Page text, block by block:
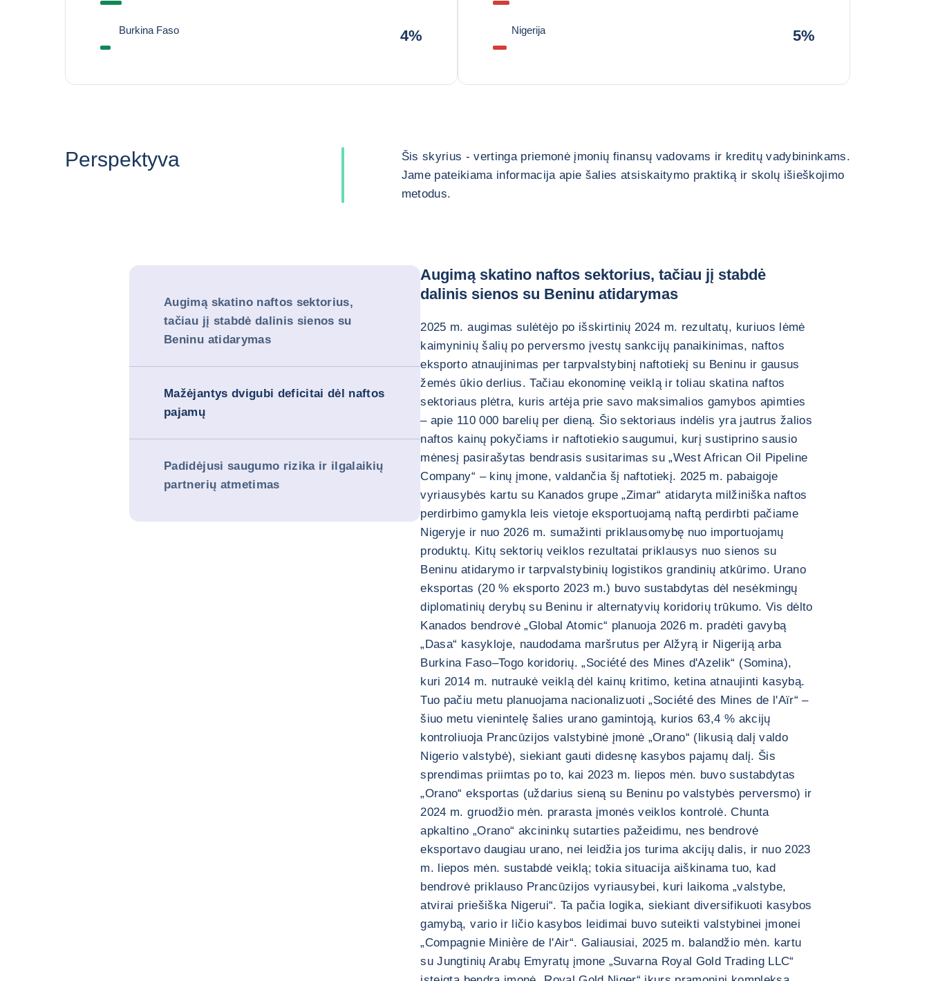
Burkina Faso 4% Nigerija 5%
Perspektyva
Šis skyrius - vertinga priemonė įmonių finansų vadovams ir kreditų vadybininkams.
Jame pateikiama informacija apie šalies atsiskaitymo praktiką ir skolų išieškojimo
metodus.
Augimą skatino naftos sektorius,
tačiau jį stabdė dalinis sienos su
Beninu atidarymas
Mažėjantys dvigubi deficitai dėl naftos
pajamų
Padidėjusi saugumo rizika ir ilgalaikių
partnerių atmetimas
Augimą skatino naftos sektorius, tačiau jį stabdė
dalinis sienos su Beninu atidarymas
2025 m. augimas sulėtėjo po išskirtinių 2024 m. rezultatų, kuriuos lėmė
kaimyninių šalių po perversmo įvestų sankcijų panaikinimas, naftos
eksporto atnaujinimas per tarpvalstybinį naftotiekį su Beninu ir gausus
žemės ūkio derlius. Tačiau ekonominę veiklą ir toliau skatina naftos
sektoriaus plėtra, kuris artėja prie savo maksimalios gamybos apimties
– apie 110 000 barelių per dieną. Šio sektoriaus indėlis yra jautrus žalios
naftos kainų pokyčiams ir naftotiekio saugumui, kurį sustiprino sausio
mėnesį pasirašytas bendrasis susitarimas su „West African Oil Pipeline
Company“ – kinų įmone, valdančia šį naftotiekį. 2025 m. pabaigoje
vyriausybės kartu su Kanados grupe „Zimar“ atidaryta milžiniška naftos
perdirbimo gamykla leis vietoje eksportuojamą naftą perdirbti pačiame
Nigeryje ir nuo 2026 m. sumažinti priklausomybę nuo importuojamų
produktų. Kitų sektorių veiklos rezultatai priklausys nuo sienos su
Beninu atidarymo ir tarpvalstybinių logistikos grandinių atkūrimo. Urano
eksportas (20 % eksporto 2023 m.) buvo sustabdytas dėl nesėkmingų
diplomatinių derybų su Beninu ir alternatyvių koridorių trūkumo. Vis dėlto
Kanados bendrovė „Global Atomic“ planuoja 2026 m. pradėti gavybą
„Dasa“ kasykloje, naudodama maršrutus per Alžyrą ir Nigeriją arba
Burkina Faso–Togo koridorių. „Société des Mines d'Azelik“ (Somina),
kuri 2014 m. nutraukė veiklą dėl kainų kritimo, ketina atnaujinti kasybą.
Tuo pačiu metu planuojama nacionalizuoti „Société des Mines de l'Aïr“ –
šiuo metu vienintelę šalies urano gamintoją, kurios 63,4 % akcijų
kontroliuoja Prancūzijos valstybinė įmonė „Orano“ (likusią dalį valdo
Nigerio valstybė), siekiant gauti didesnę kasybos pajamų dalį. Šis
sprendimas priimtas po to, kai 2023 m. liepos mėn. buvo sustabdytas
„Orano“ eksportas (uždarius sieną su Beninu po valstybės perversmo) ir
2024 m. gruodžio mėn. prarasta įmonės veiklos kontrolė. Chunta
apkaltino „Orano“ akcininkų sutarties pažeidimu, nes bendrovė
eksportavo daugiau urano, nei leidžia jos turima akcijų dalis, ir nuo 2023
m. liepos mėn. sustabdė veiklą; tokia situacija aiškinama tuo, kad
bendrovė priklauso Prancūzijos vyriausybei, kuri laikoma „valstybe,
atvirai priešiška Nigerui“. Ta pačia logika, siekiant diversifikuoti kasybos
gamybą, vario ir ličio kasybos leidimai buvo suteikti valstybinei įmonei
„Compagnie Minière de l'Air“. Galiausiai, 2025 m. balandžio mėn. kartu
su Jungtinių Arabų Emyratų įmone „Suvarna Royal Gold Trading LLC“